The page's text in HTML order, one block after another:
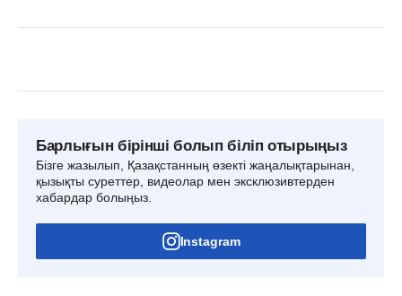
Барлығын бірінші болып біліп отырыңыз
Бізге жазылып, Қазақстанның өзекті жаңалықтарынан,
қызықты суреттер, видеолар мен эксклюзивтерден
хабардар болыңыз.
Instagram